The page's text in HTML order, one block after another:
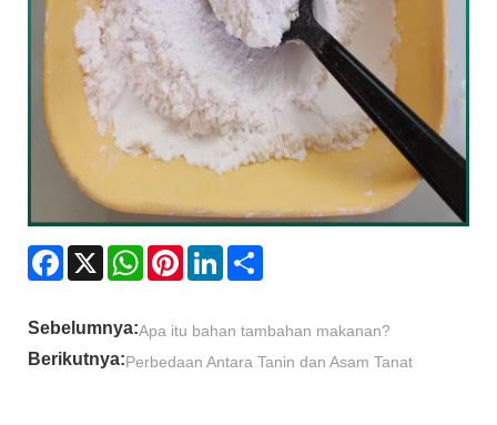
Facebook
X WhatsAppPinterestLinkedIn
Sebelumnya:Apa itu bahan tambahan makanan?
Berikutnya:Perbedaan Antara Tanin dan Asam Tanat